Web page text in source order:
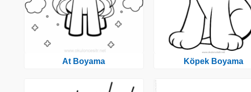
At Boyama Köpek Boyama